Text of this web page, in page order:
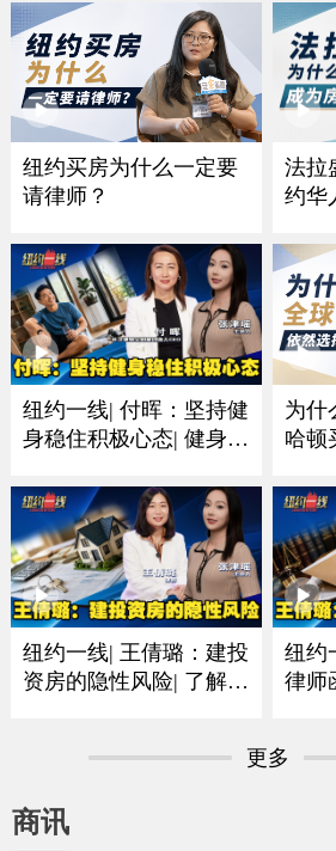
纽约买房为什么一定要
请律师？
法拉
约华
纽约一线| 付晖：坚持健
身稳住积极心态| 健身比
为什
哈顿
纽约一线| 王倩璐：建投
资房的隐性风险| 了解法
纽约
律师
更多
商讯